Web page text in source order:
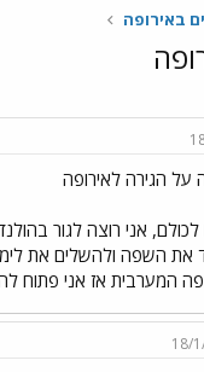
באירופה
על הגירה לאירופה
אני רוצה לגור
את השפה ולהשלים את
המערבית אז אני פתוח
18/